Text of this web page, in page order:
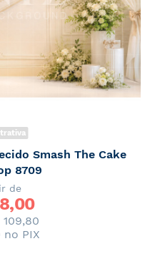
Smash The Cake
8709
de
no PIX